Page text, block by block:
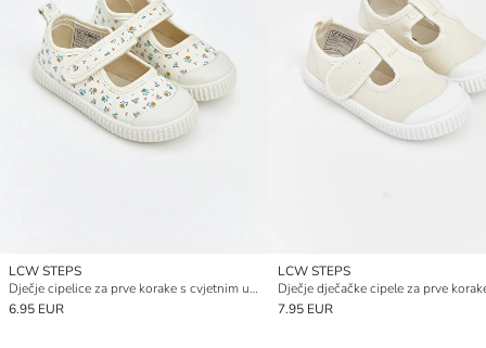
LCW STEPS
Dječje cipelice za prve korake s cvjetnim uzorkom
6.95 EUR
LCW STEPS
7.95 EUR